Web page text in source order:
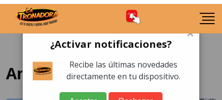
Anillo Periférico
×
¿Activar notificaciones?
Recibe las últimas novedades
directamente en tu dispositivo.